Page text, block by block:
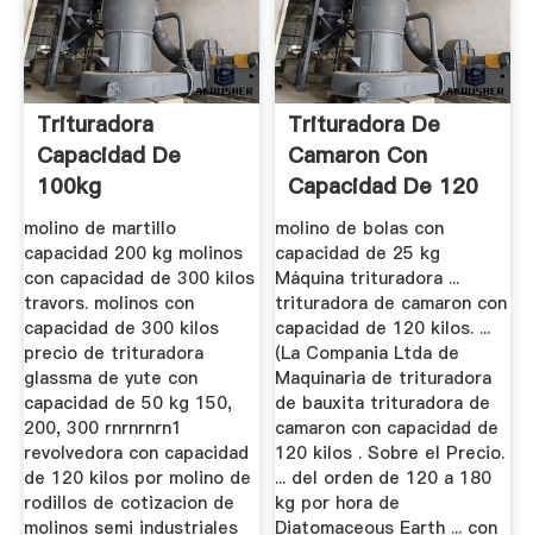
Trituradora
Capacidad De
100kg
molino de martillo
capacidad 200 kg molinos
con capacidad de 300 kilos
travors. molinos con
capacidad de 300 kilos
precio de trituradora
glassma de yute con
capacidad de 50 kg 150,
200, 300 rnrnrnrn1
revolvedora con capacidad
de 120 kilos por molino de
rodillos de cotizacion de
molinos semi industriales
Trituradora De
Camaron Con
Capacidad De 120
Kilo
molino de bolas con
capacidad de 25 kg
Máquina trituradora ...
trituradora de camaron con
capacidad de 120 kilos. ...
(La Compania Ltda de
Maquinaria de trituradora
de bauxita trituradora de
camaron con capacidad de
120 kilos . Sobre el Precio.
... del orden de 120 a 180
kg por hora de
Diatomaceous Earth ... con